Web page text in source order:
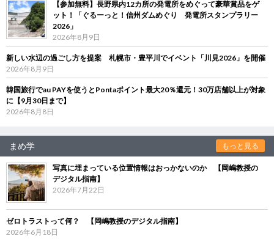
【参加無料】長野県内12カ所の発電所をめぐって豪華賞品をゲ
ット！「ぐるーっと！信州ダムめぐり 発電所スタンプラリー
2026」
2026年8月9日
新しい水辺の過ごし方を提案 札幌市・豊平川でイベント「川見2026」を開催
2026年8月9日
韓国旅行でau PAYを使うとPontaポイント最大20％還元！30万店舗以上が対象
に【9月30日まで】
2026年8月8日
まめ学 もっと見る
写真に埋まっている位置情報はおっかないのか 【岡嶋教授の
デジタル指南】
2026年7月22日
ゼロトラストって何？ 【岡嶋教授のデジタル指南】
2026年6月18日